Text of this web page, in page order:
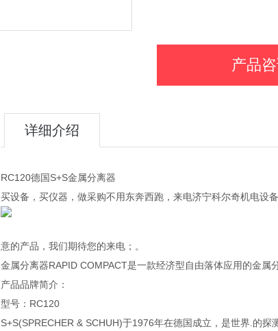
产品
详细介绍
RC120德国S+S金属分离器
买设备，买仪器，做采购不用东奔西跑，来电济宁科尔奇机电设
意的产品，我们期待您的来电；。
金属分离器RAPID COMPACT是一款经济型自由落体应用的金属
产品品牌简介：
型号：RC120
S+S(SPRECHER & SCHUH)于1976年在德国成立，是世界.的